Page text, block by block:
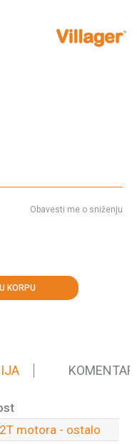
Obavesti me o sniženju
KORPU
motora - ostalo